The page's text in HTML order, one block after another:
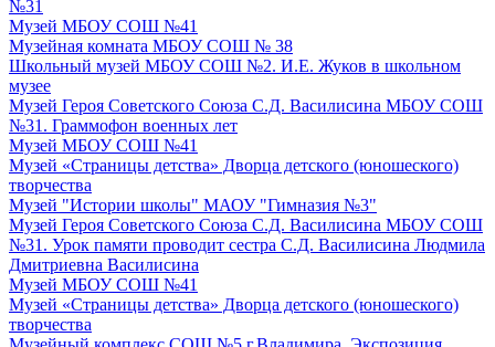
№31
Музей МБОУ СОШ №41
Музейная комната МБОУ СОШ № 38
Школьный музей МБОУ СОШ №2. И.Е. Жуков в школьном
музее
Музей Героя Советского Союза С.Д. Василисина МБОУ СОШ
№31. Граммофон военных лет
Музей МБОУ СОШ №41
Музей «Страницы детства» Дворца детского (юношеского)
творчества
Музей "Истории школы" МАОУ "Гимназия №3"
Музей Героя Советского Союза С.Д. Василисина МБОУ СОШ
№31. Урок памяти проводит сестра С.Д. Василисина Людмила
Дмитриевна Василисина
Музей МБОУ СОШ №41
Музей «Страницы детства» Дворца детского (юношеского)
творчества